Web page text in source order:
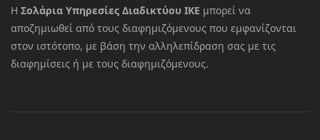
Η Σολάρια Υπηρεσίες Διαδικτύου ΙΚΕ μπορεί να
αποζημιωθεί από τους διαφημιζόμενους που εμφανίζονται
στον ιστότοπο, με βάση την αλληλεπίδραση σας με τις
διαφημίσεις ή με τους διαφημιζόμενους.